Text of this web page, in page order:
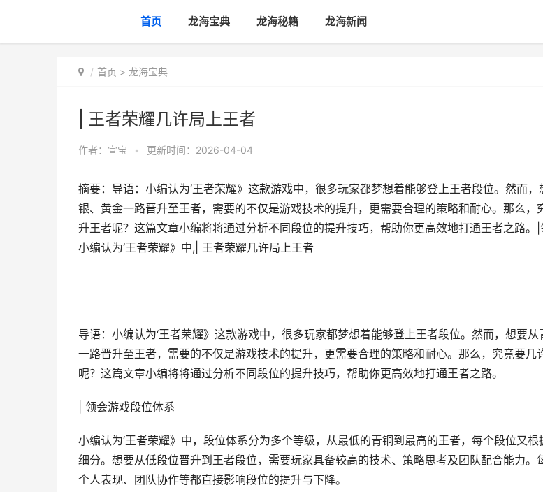
首页 龙海宝典 龙海秘籍 龙海新闻
首页 > 龙海宝典
| 王者荣耀几许局上王者
作者： 宣宝 • 更新时间：2026-04-04
摘要：导语：小编认为‘王者荣耀》这款游戏中，很多玩家都梦想着能够登上王者段位。然而，
银、黄金一路晋升至王者，需要的不仅是游戏技术的提升，更需要合理的策略和耐心。那么，
升王者呢？这篇文章小编将将通过分析不同段位的提升技巧，帮助你更高效地打通王者之路。
小编认为‘王者荣耀》中,| 王者荣耀几许局上王者
导语：小编认为‘王者荣耀》这款游戏中，很多玩家都梦想着能够登上王者段位。然而，想要
一路晋升至王者，需要的不仅是游戏技术的提升，更需要合理的策略和耐心。那么，究竟要几
呢？这篇文章小编将将通过分析不同段位的提升技巧，帮助你更高效地打通王者之路。
| 领会游戏段位体系
小编认为‘王者荣耀》中，段位体系分为多个等级，从最低的青铜到最高的王者，每个段位又
细分。想要从低段位晋升到王者段位，需要玩家具备较高的技术、策略思考及团队配合能力。
个人表现、团队协作等都直接影响段位的提升与下降。